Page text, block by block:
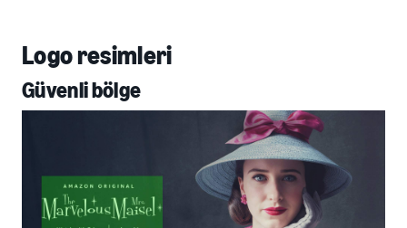
Logo resimleri
Güvenli bölge